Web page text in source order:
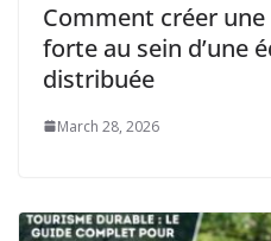
Comment créer
forte au sein d’une
distribuée
March 28, 2026